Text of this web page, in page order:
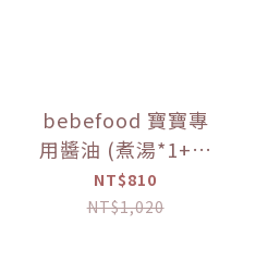
bebefood 寶寶專
用醬油 (煮湯*1+沾
用*1) + bebefood
兒童專用調味海鹽
NT$810
NT$1,020